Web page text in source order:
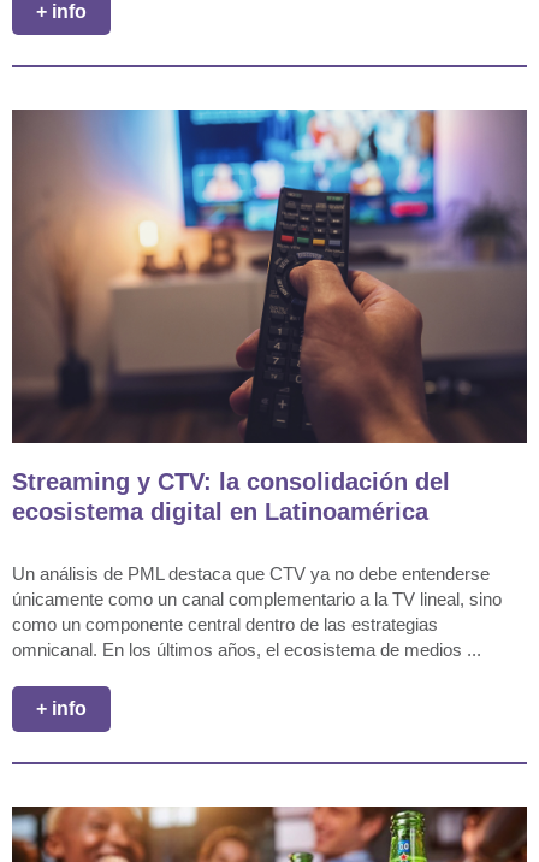
+ info
Streaming y CTV: la consolidación del
ecosistema digital en Latinoamérica
Un análisis de PML destaca que CTV ya no debe entenderse
únicamente como un canal complementario a la TV lineal, sino
como un componente central dentro de las estrategias
omnicanal. En los últimos años, el ecosistema de medios ...
+ info